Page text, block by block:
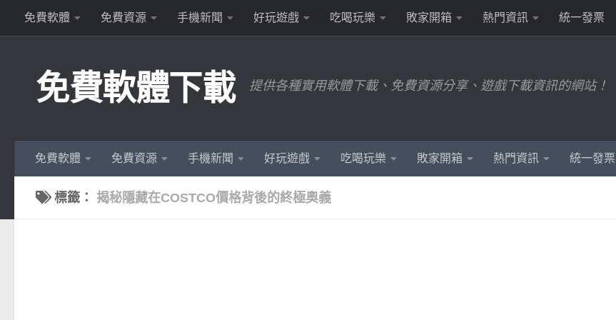
Skip to content
免費軟體 免費資源 手機新聞 好玩遊戲 吃喝玩樂 敗家開箱 熱門資訊 統一發票
免費軟體下載 提供各種實用軟體下載、免費資源分享、遊戲下載資訊的網站！
免費軟體 免費資源 手機新聞 好玩遊戲 吃喝玩樂 敗家開箱 熱門資訊 統一發票
標籤： 揭秘隱藏在COSTCO價格背後的終極奧義